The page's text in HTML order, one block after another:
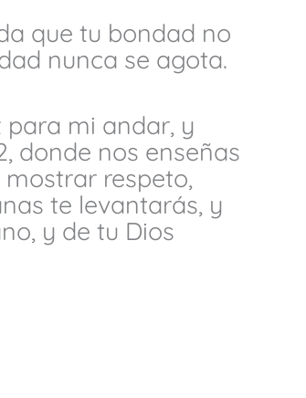
que tu bondad no
nunca se agota.
para mi andar, y
donde nos enseñas
respeto,
te levantarás, y
y de tu Dios